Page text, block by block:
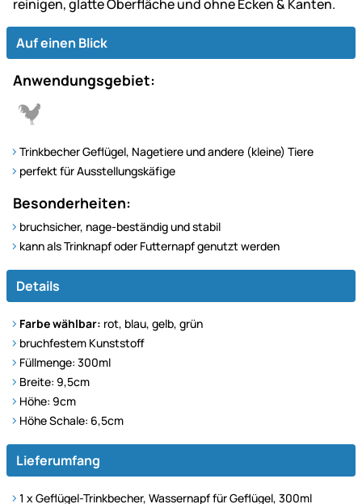
reinigen, glatte Oberfläche und ohne Ecken & Kanten.
Auf einen Blick
Anwendungsgebiet:
Trinkbecher Geflügel, Nagetiere und andere (kleine) Tiere
perfekt für Ausstellungskäfige
Besonderheiten:
bruchsicher, nage-beständig und stabil
kann als Trinknapf oder Futternapf genutzt werden
Details
Farbe wählbar: rot, blau, gelb, grün
bruchfestem Kunststoff
Füllmenge: 300ml
Breite: 9,5cm
Höhe: 9cm
Höhe Schale: 6,5cm
Lieferumfang
1 x Geflügel-Trinkbecher, Wassernapf für Geflügel, 300ml